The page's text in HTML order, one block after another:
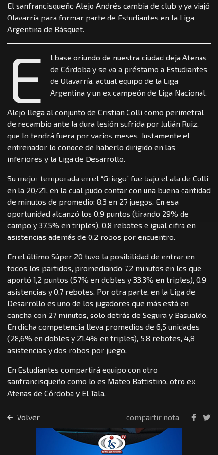
El sanfrancisqueño Alejo Andrés cambia de club y ya viajó
Olavarría para formar parte de Estudiantes en la Liga
Argentina de Básquet.
E
l base oriundo de nuestra ciudad deja Atenas
de Córdoba y se va a préstamo a Estudiantes
de Olavarría, actual equipo de la Liga
Argentina y un ex campeón de Liga Nacional.
Alejo llega al conjunto de Cristian Colli como perimetral
de recambio ante la dura lesión sufrida por Julián Ruiz,
que lo tendrá fuera por varios meses. Justamente el
entrenador lo conoce de haberlo dirigido en las
inferiores y la Liga de Desarrollo.
Su mejor temporada en el “Griego” fue bajo el ala de Colli
en la 20/21, en la cual pudo contar con una buena cantidad
de minutos de promedio: 8,3 en 27 juegos. En esa
oportunidad alcanzó los 0,9 puntos (tirando 29% de
campo y 37,5% en triples), 0,8 rebotes e igual cifra en
asistencias además de 0,2 robos por encuentro.
En el último Súper 20 tuvo la posibilidad de entrar en
todos los partidos, promediando 7,2 minutos en los que
aportó 1,2 puntos (57% en dobles y 33,3% en triples), 0,9
asistencias y 0,7 rebotes. Por otra parte, en la Liga de
Desarrollo es uno de los jugadores que más está en
cancha con 27 minutos, solo detrás de Segura y Basualdo.
En dicha competencia lleva promedios de 6,5 unidades
(28,6% en dobles y 21,4% en triples), 5,8 rebotes, 4,8
asistencias y dos robos por juego.
En Estudiantes compartirá equipo con otro
sanfrancisqueño como lo es Mateo Battistino, otro ex
Atenas de Córdoba y El Tala.
Volver compartir nota